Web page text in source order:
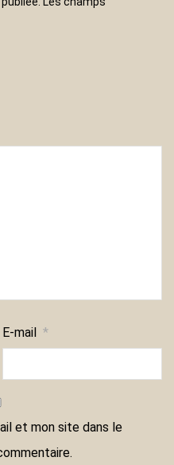
E-mail*
et mon site dans le